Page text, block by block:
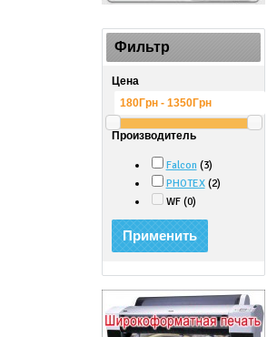
Фильтр
Цена
Производитель
Falcon (3)
PHOTEX(2)
WF (0)
Применить